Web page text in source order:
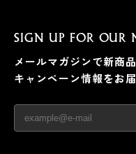
SIGN UP FOR OUR
メールマガジンで新商品
キャンペーン情報をお届